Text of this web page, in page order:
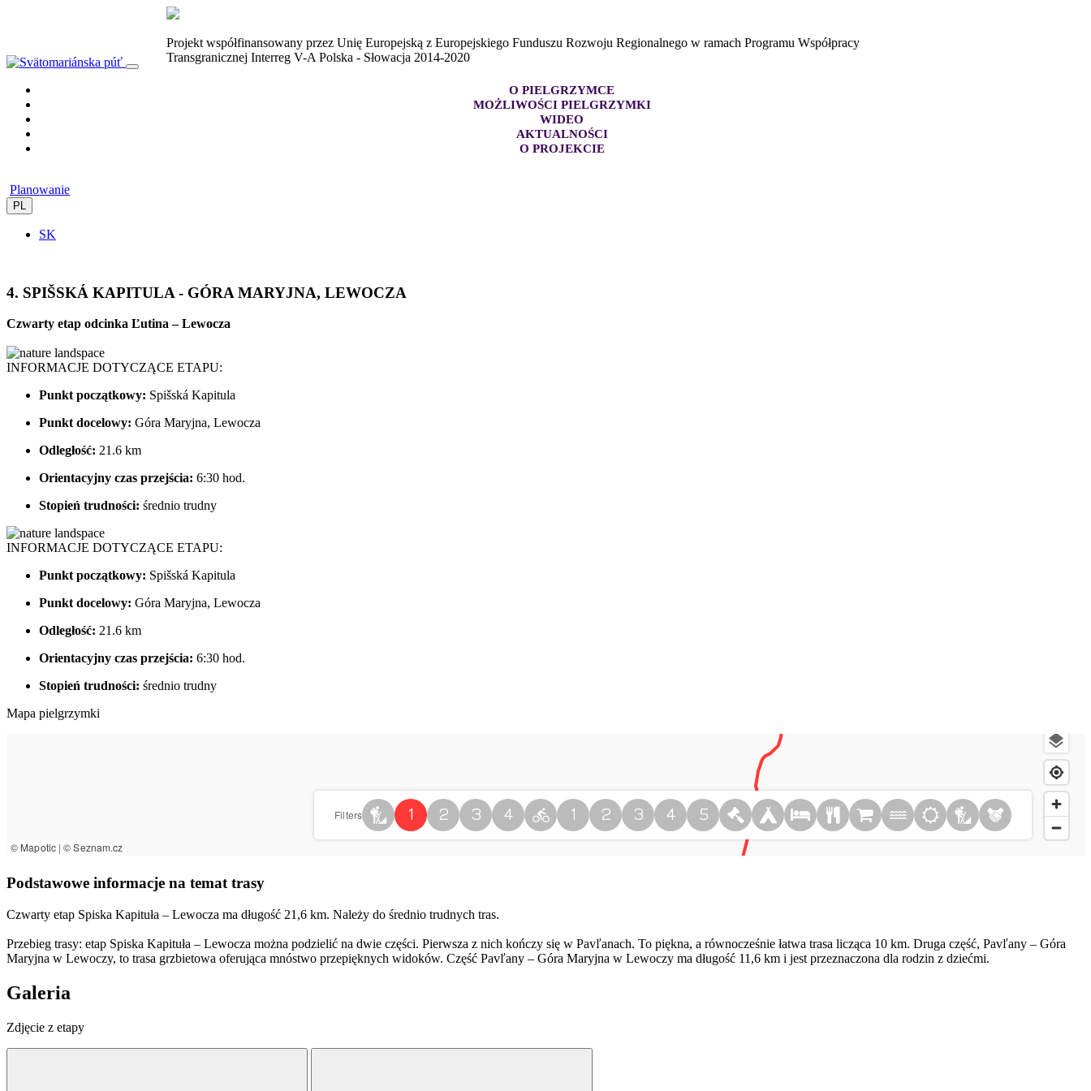
Projekt współfinansowany przez Unię Europejską z Europejskiego Funduszu Rozwoju Regionalnego w ramach Programu Współpracy
Transgranicznej Interreg V-A Polska - Słowacja 2014-2020
O PIELGRZYMCE
MOŻLIWOŚCI PIELGRZYMKI
WIDEO
AKTUALNOŚCI
O PROJEKCIE
Planowanie
PL
SK
4. SPIŠSKÁ KAPITULA - GÓRA MARYJNA, LEWOCZA
Czwarty etap odcinka Ľutina – Lewocza
INFORMACJE DOTYCZĄCE ETAPU:
Punkt początkowy: Spišská Kapitula
Punkt docelowy: Góra Maryjna, Lewocza
Odległość: 21.6 km
Orientacyjny czas przejścia: 6:30 hod.
Stopień trudności: średnio trudny
INFORMACJE DOTYCZĄCE ETAPU:
Punkt początkowy: Spišská Kapitula
Punkt docelowy: Góra Maryjna, Lewocza
Odległość: 21.6 km
Orientacyjny czas przejścia: 6:30 hod.
Stopień trudności: średnio trudny
Mapa pielgrzymki
Podstawowe informacje na temat trasy
Czwarty etap Spiska Kapituła – Lewocza ma długość 21,6 km. Należy do średnio trudnych tras.
Przebieg trasy: etap Spiska Kapituła – Lewocza można podzielić na dwie części. Pierwsza z nich kończy się w Pavľanach. To piękna, a równocześnie łatwa trasa licząca 10 km. Druga część, Pavľany – Góra
Maryjna w Lewoczy, to trasa grzbietowa oferująca mnóstwo przepięknych widoków. Część Pavľany – Góra Maryjna w Lewoczy ma długość 11,6 km i jest przeznaczona dla rodzin z dziećmi.
Galeria
Zdjęcie z etapy